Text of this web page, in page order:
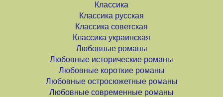
Классика
Классика русская
Классика советская
Классика украинская
Любовные романы
Любовные исторические романы
Любовные короткие романы
Любовные остросюжетные романы
Любовные современные романы